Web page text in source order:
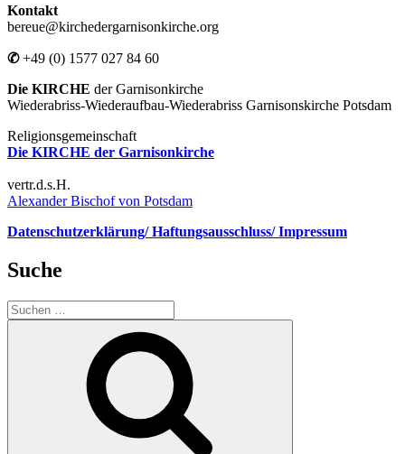
Kontakt
bereue@kirchedergarnisonkirche.org
✆+49 (0) 1577 027 84 60
Die KIRCHE der Garnisonkirche
Wiederabriss-Wiederaufbau-Wiederabriss Garnisonskirche Potsdam
Religionsgemeinschaft
Die KIRCHE der Garnisonkirche
vertr.d.s.H.
Alexander Bischof von Potsdam
Datenschutzerklärung/ Haftungsausschluss/ Impressum
Suche
Suchen
nach: